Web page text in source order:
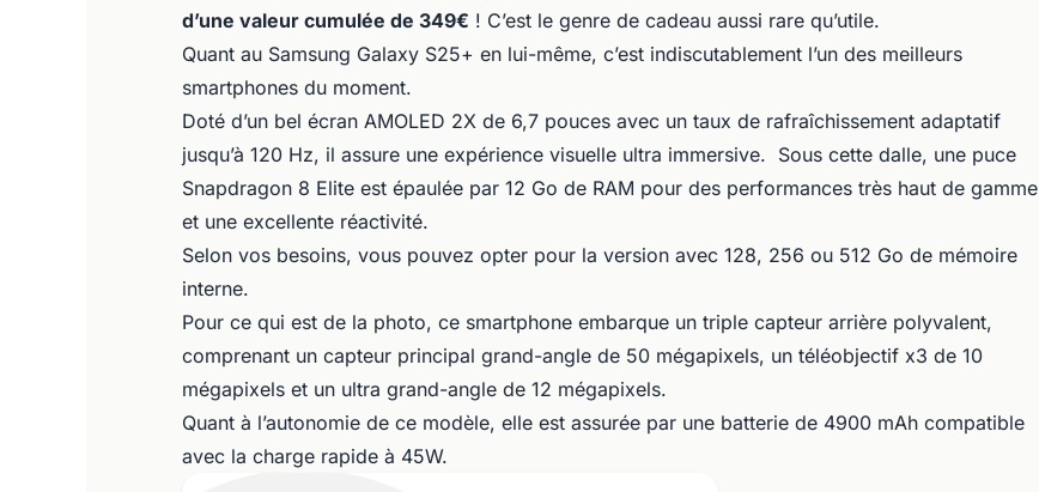
d’une valeur cumulée de 349€ ! C’est le genre de cadeau aussi rare qu’utile.
Quant au Samsung Galaxy S25+ en lui-même, c’est indiscutablement l’un des meilleurs
smartphones du moment.
Doté d’un bel écran AMOLED 2X de 6,7 pouces avec un taux de rafraîchissement adaptatif
jusqu’à 120 Hz, il assure une expérience visuelle ultra immersive. Sous cette dalle, une puce
Snapdragon 8 Elite est épaulée par 12 Go de RAM pour des performances très haut de gamme
et une excellente réactivité.
Selon vos besoins, vous pouvez opter pour la version avec 128, 256 ou 512 Go de mémoire
interne.
Pour ce qui est de la photo, ce smartphone embarque un triple capteur arrière polyvalent,
comprenant un capteur principal grand-angle de 50 mégapixels, un téléobjectif x3 de 10
mégapixels et un ultra grand-angle de 12 mégapixels.
Quant à l’autonomie de ce modèle, elle est assurée par une batterie de 4900 mAh compatible
avec la charge rapide à 45W.